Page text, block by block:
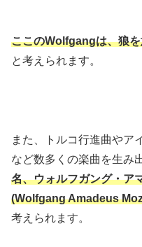
ここのWolfgangは、狼
と考えられます。
また、トルコ行進曲やア
など数多くの楽曲を生み
名、ウォルフガング・ア
(Wolfgang Amadeus
考えられます。